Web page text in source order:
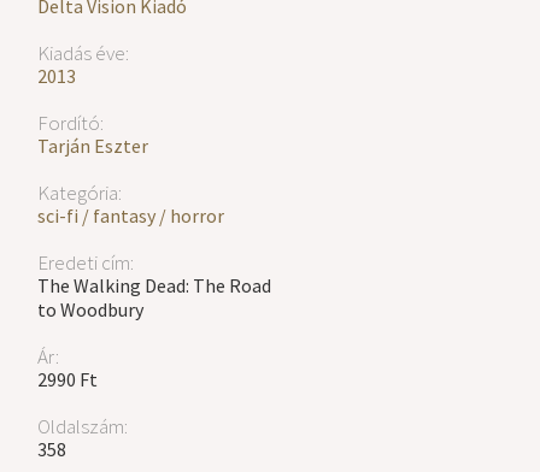
Delta Vision Kiadó
Kiadás éve:
2013
Fordító:
Tarján Eszter
Kategória:
sci-fi / fantasy / horror
Eredeti cím:
The Walking Dead: The Road
to Woodbury
Ár:
2990 Ft
Oldalszám:
358